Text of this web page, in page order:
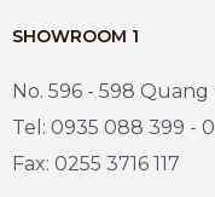
SHOWROOM 1
No. 596 - 598
Tel: 0935 088 399 -
Fax: 0255 3716 117